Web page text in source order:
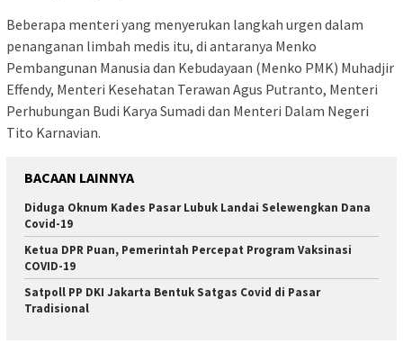
Beberapa menteri yang menyerukan langkah urgen dalam
penanganan limbah medis itu, di antaranya Menko
Pembangunan Manusia dan Kebudayaan (Menko PMK) Muhadjir
Effendy, Menteri Kesehatan Terawan Agus Putranto, Menteri
Perhubungan Budi Karya Sumadi dan Menteri Dalam Negeri
Tito Karnavian.
BACAAN LAINNYA
Diduga Oknum Kades Pasar Lubuk Landai Selewengkan Dana
Covid-19
Ketua DPR Puan, Pemerintah Percepat Program Vaksinasi
COVID-19
Satpoll PP DKI Jakarta Bentuk Satgas Covid di Pasar
Tradisional